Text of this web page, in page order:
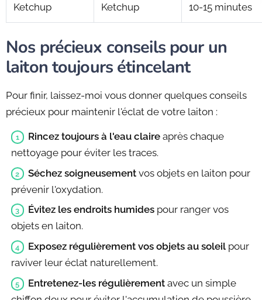
Ketchup Ketchup 10-15 minutes
Nos précieux conseils pour un
laiton toujours étincelant
Pour finir, laissez-moi vous donner quelques conseils
précieux pour maintenir l'éclat de votre laiton :
Rincez toujours à l'eau claireaprès chaque
nettoyage pour éviter les traces.
Séchez soigneusementvos objets en laiton pour
prévenir l'oxydation.
Évitez les endroits humidespour ranger vos
objets en laiton.
Exposez régulièrement vos objets au soleilpour
raviver leur éclat naturellement.
Entretenez-les régulièrementavec un simple